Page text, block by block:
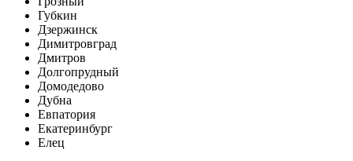
Губкин
Дзержинск
Димитровград
Дмитров
Долгопрудный
Домодедово
Дубна
Евпатория
Екатеринбург
Елец